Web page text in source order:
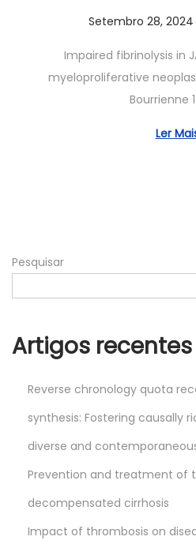
Posted on
Setembro 28, 2024
Impaired fibrinolysis in
myeloproliferative
Bourrienne
Ler
Pesquisar
Artigos recentes
Reverse chronology quota
synthesis: Fostering causally
diverse and
Prevention and treatment of
decompensated cirrhosis
Impact of thrombosis on